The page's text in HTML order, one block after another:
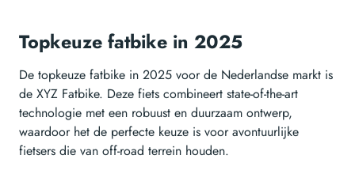
Topkeuze fatbike in 2025
De topkeuze fatbike in 2025 voor de Nederlandse markt is
de XYZ Fatbike. Deze fiets combineert state-of-the-art
technologie met een robuust en duurzaam ontwerp,
waardoor het de perfecte keuze is voor avontuurlijke
fietsers die van off-road terrein houden.